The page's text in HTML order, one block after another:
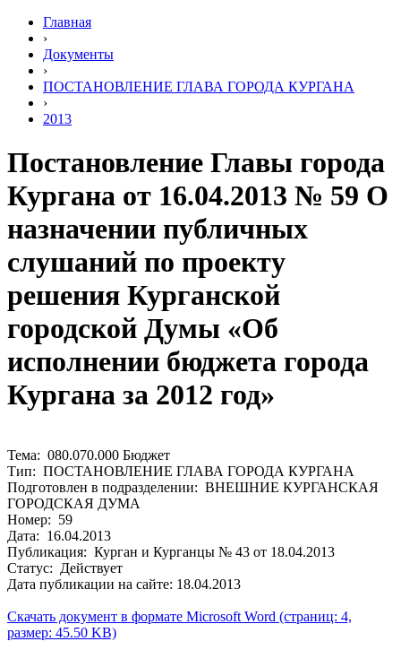
Главная
›
Документы
›
ПОСТАНОВЛЕНИЕ ГЛАВА ГОРОДА КУРГАНА
›
2013
Постановление Главы города
Кургана от 16.04.2013 № 59 О
назначении публичных
слушаний по проекту
решения Курганской
городской Думы «Об
исполнении бюджета города
Кургана за 2012 год»
Тема: 080.070.000 Бюджет
Тип: ПОСТАНОВЛЕНИЕ ГЛАВА ГОРОДА КУРГАНА
Подготовлен в подразделении: ВНЕШНИЕ КУРГАНСКАЯ
ГОРОДСКАЯ ДУМА
Номер: 59
Дата: 16.04.2013
Публикация: Курган и Курганцы № 43 от 18.04.2013
Статус: Действует
Дата публикации на сайте: 18.04.2013
Скачать документ в формате Microsoft Word (страниц: 4,
размер: 45.50 KB)